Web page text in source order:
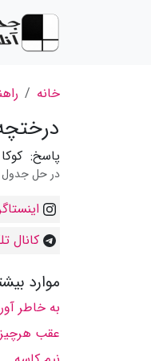
خانه
پاسخ: کوکا
در حل جدول
کانال
موارد
به خاطر
عقب هرچیز